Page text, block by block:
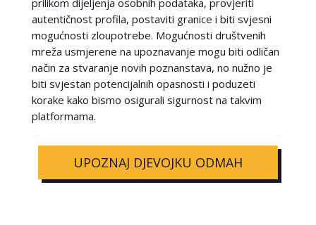
autentičnost profila, postaviti granice i biti svjesni
mogućnosti zloupotrebe. Mogućnosti društvenih
mreža usmjerene na upoznavanje mogu biti odličan
način za stvaranje novih poznanstava, no nužno je
biti svjestan potencijalnih opasnosti i poduzeti
korake kako bismo osigurali sigurnost na takvim
platformama.
UPOZNAJ DJEVOJKU ODMAH